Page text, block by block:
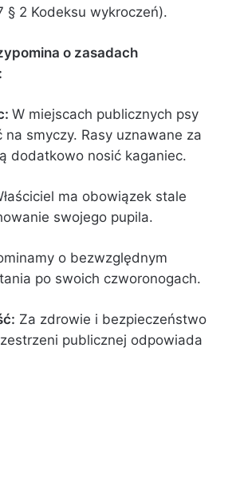
§ 2 Kodeksu wykroczeń).
o zasadach
W miejscach publicznych psy
smyczy. Rasy uznawane za
dodatkowo nosić kaganiec.
ma obowiązek stale
swojego pupila.
o bezwzględnym
po swoich czworonogach.
Za zdrowie i bezpieczeństwo
publicznej odpowiada